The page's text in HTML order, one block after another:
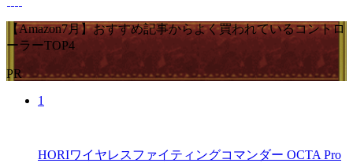
【Amazon7月】おすすめ記事からよく買われているコントロ
ーラーTOP4
PR
1
HORIワイヤレスファイティングコマンダー OCTA Pro